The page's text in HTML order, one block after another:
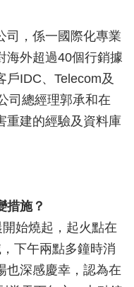
司，係一國際化專業
海外超過40個行銷據
戶IDC、Telecom及
司總經理郭承和在
重建的經驗及資料庫
措施？
始燒起，起火點在
下午兩點多鐘時消
也深感慶幸，認為在